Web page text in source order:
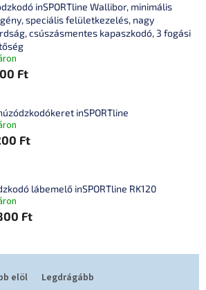
inSPORTline Wallibor, minimális
speciális felületkezelés, nagy
csúszásmentes kapaszkodó, 3 fogási
Ft
inSPORTline
Ft
lábemelő inSPORTline RK120
Ft
elöl
Legdrágább